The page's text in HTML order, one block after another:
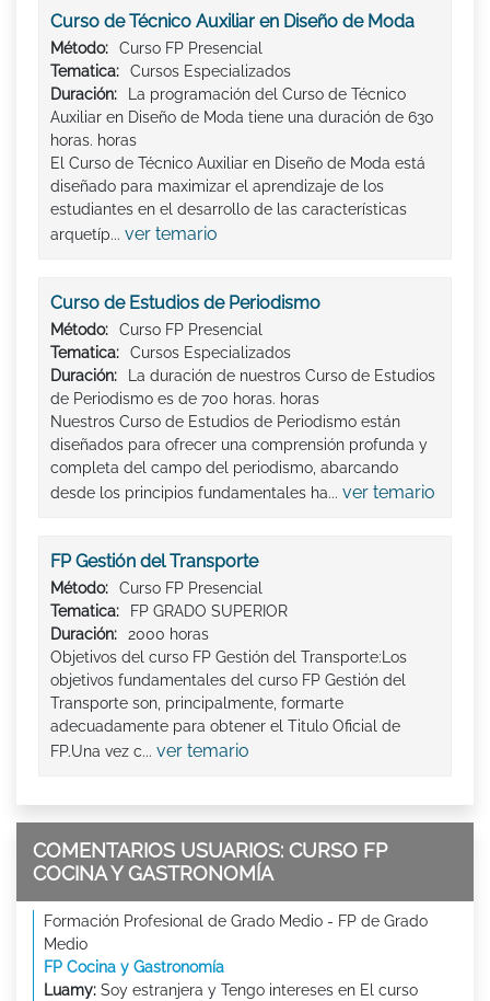
Curso de Técnico Auxiliar en Diseño de Moda
Método:
Curso FP Presencial
Tematica:
Cursos Especializados
Duración:
La programación del Curso de Técnico
Auxiliar en Diseño de Moda tiene una duración de 630
horas. horas
El Curso de Técnico Auxiliar en Diseño de Moda está
diseñado para maximizar el aprendizaje de los
estudiantes en el desarrollo de las características
arquetíp... ver temario
Curso de Estudios de Periodismo
Método:
Curso FP Presencial
Tematica:
Cursos Especializados
Duración:
La duración de nuestros Curso de Estudios
de Periodismo es de 700 horas. horas
Nuestros Curso de Estudios de Periodismo están
diseñados para ofrecer una comprensión profunda y
completa del campo del periodismo, abarcando
desde los principios fundamentales ha... ver temario
FP Gestión del Transporte
Método:
Curso FP Presencial
Tematica:
FP GRADO SUPERIOR
Duración:
2000 horas
Objetivos del curso FP Gestión del Transporte:Los
objetivos fundamentales del curso FP Gestión del
Transporte son, principalmente, formarte
adecuadamente para obtener el Titulo Oficial de
FP.Una vez c... ver temario
COMENTARIOS USUARIOS: CURSO FP
COCINA Y GASTRONOMÍA
Formación Profesional de Grado Medio - FP de Grado
Medio
FP Cocina y Gastronomía
Luamy: Soy estranjera y Tengo intereses en El curso